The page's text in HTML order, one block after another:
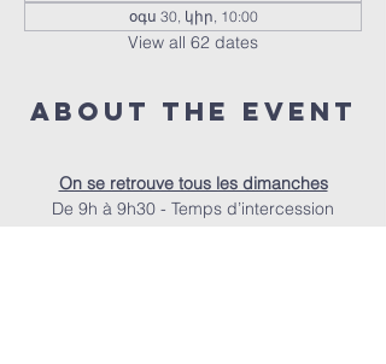
օգս 30, կիր, 10:00
View all 62 dates
About the event
On se retrouve tous les dimanches
De 9h à 9h30 - Temps d’intercession